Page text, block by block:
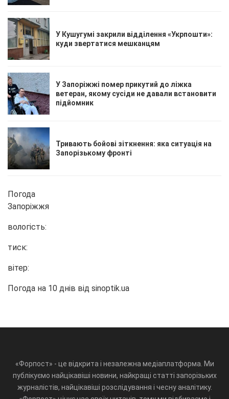
У Кушугумі закрили відділення «Укрпошти»:
куди звертатися мешканцям
У Запоріжжі помер прикутий до ліжка
ветеран, якому сусіди не давали встановити
підйомник
Тривають бойові зіткнення: яка ситуація на
Запорізькому фронті
Погода
Запоріжжя
вологість:
тиск:
вітер:
Погода на 10 днів від sinoptik.ua
«Форпост» - це відкрита і незалежна медіаплатформа. Ми
публікуємо найцікавіші новини, найкращі статті запорізьких
журналістів, найцікавіші розслідування і чесну аналітику.